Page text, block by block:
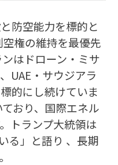
防空能力を標的と
権の維持を最優先
はドローン・ミサ
UAE・サウジアラ
的にし続けていま
おり、国際エネル
トランプ大統領は
る」と語り 、長期